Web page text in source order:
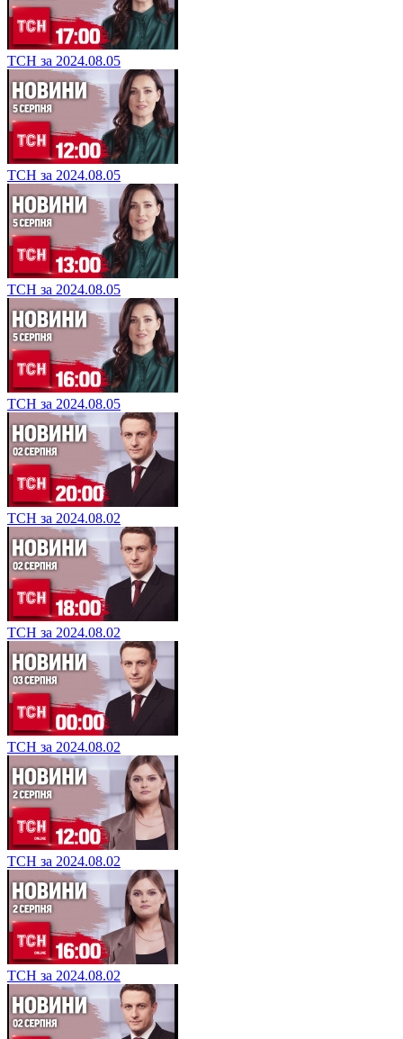
ТСН за 2024.08.05
ТСН за 2024.08.05
ТСН за 2024.08.05
ТСН за 2024.08.05
ТСН за 2024.08.02
ТСН за 2024.08.02
ТСН за 2024.08.02
ТСН за 2024.08.02
ТСН за 2024.08.02